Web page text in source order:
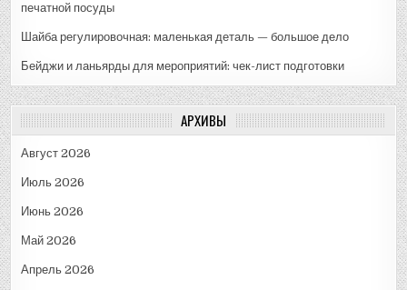
печатной посуды
Шайба регулировочная: маленькая деталь — большое дело
Бейджи и ланьярды для мероприятий: чек-лист подготовки
АРХИВЫ
Август 2026
Июль 2026
Июнь 2026
Май 2026
Апрель 2026